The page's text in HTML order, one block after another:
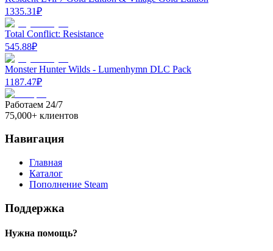
1335.31₽
Total Conflict: Resistance
545.88₽
Monster Hunter Wilds - Lumenhymn DLC Pack
1187.47₽
Работаем 24/7
75,000+ клиентов
Навигация
Главная
Каталог
Пополнение Steam
Поддержка
Нужна помощь?